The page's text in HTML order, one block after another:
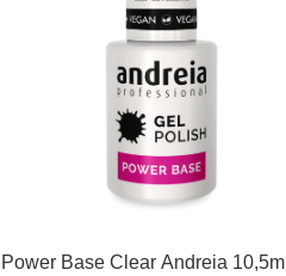
Power Base Clear Andreia 10,5ml